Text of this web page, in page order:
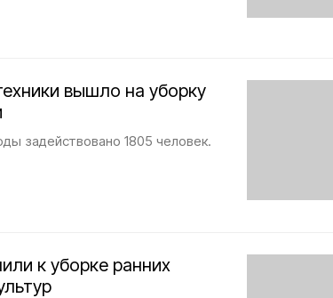
вышло на уборку
задействовано 1805 человек.
к уборке ранних